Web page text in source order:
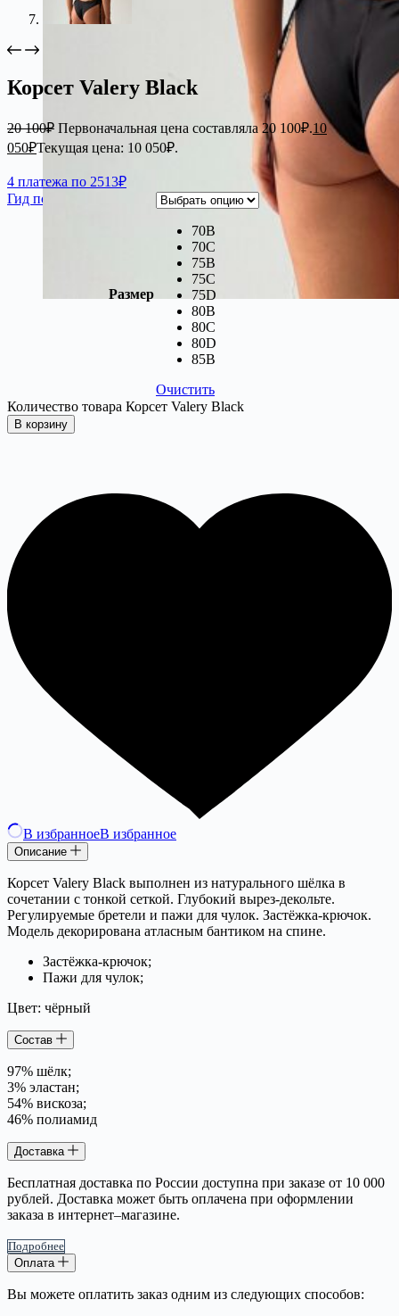
Корсет Valery Black
20 100₽ Первоначальная цена составляла 20 100₽.10
050₽Текущая цена: 10 050₽.
4 платежа по 2513₽
Гид по размерам
Размер
70B
70C
75B
75C
75D
80B
80C
80D
85В
Очистить
Количество товара Корсет Valery Black
В корзину
В избранноеВ избранное
Описание
Корсет Valery Black выполнен из натурального шёлка в
сочетании с тонкой сеткой. Глубокий вырез-декольте.
Регулируемые бретели и пажи для чулок. Застёжка-крючок.
Модель декорирована атласным бантиком на спине.
Застёжка-крючок;
Пажи для чулок;
Цвет: чёрный
Состав
97% шёлк;
3% эластан;
54% вискоза;
46% полиамид
Доставка
Бесплатная доставка по России доступна при заказе от 10 000
рублей. Доставка может быть оплачена при оформлении
заказа в интернет–магазине.
Подробнее
Оплата
Вы можете оплатить заказ одним из следующих способов: